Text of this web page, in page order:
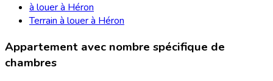
à louer à Héron
Terrain à louer à Héron
Appartement avec nombre spécifique de
chambres